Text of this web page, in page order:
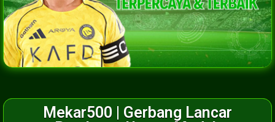
Mekar500 | Gerbang Lancar